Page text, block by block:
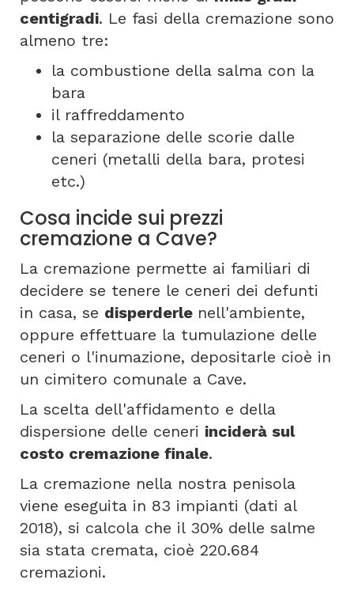
centigradi. Le fasi della cremazione sono
almeno tre:
la combustione della salma con la
bara
il raffreddamento
la separazione delle scorie dalle
ceneri (metalli della bara, protesi
etc.)
Cosa incide sui prezzi
cremazione a Cave?
La cremazione permette ai familiari di
decidere se tenere le ceneri dei defunti
in casa, se disperderle nell'ambiente,
oppure effettuare la tumulazione delle
ceneri o l'inumazione, depositarle cioè in
un cimitero comunale a Cave.
La scelta dell'affidamento e della
dispersione delle ceneri inciderà sul
costo cremazione finale.
La cremazione nella nostra penisola
viene eseguita in 83 impianti (dati al
2018), si calcola che il 30% delle salme
sia stata cremata, cioè 220.684
cremazioni.